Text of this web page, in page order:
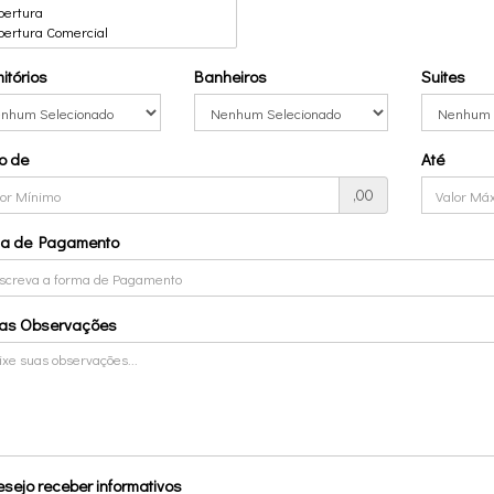
Banheiros Suites
de
,00
Até
de Pagamento
Observações
receber informativos